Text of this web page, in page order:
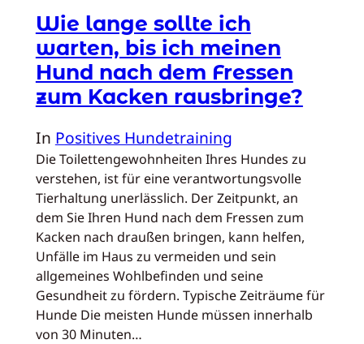
Wie lange sollte ich
warten, bis ich meinen
Hund nach dem Fressen
zum Kacken rausbringe?
In Positives Hundetraining
Die Toilettengewohnheiten Ihres Hundes zu
verstehen, ist für eine verantwortungsvolle
Tierhaltung unerlässlich. Der Zeitpunkt, an
dem Sie Ihren Hund nach dem Fressen zum
Kacken nach draußen bringen, kann helfen,
Unfälle im Haus zu vermeiden und sein
allgemeines Wohlbefinden und seine
Gesundheit zu fördern. Typische Zeiträume für
Hunde Die meisten Hunde müssen innerhalb
von 30 Minuten…